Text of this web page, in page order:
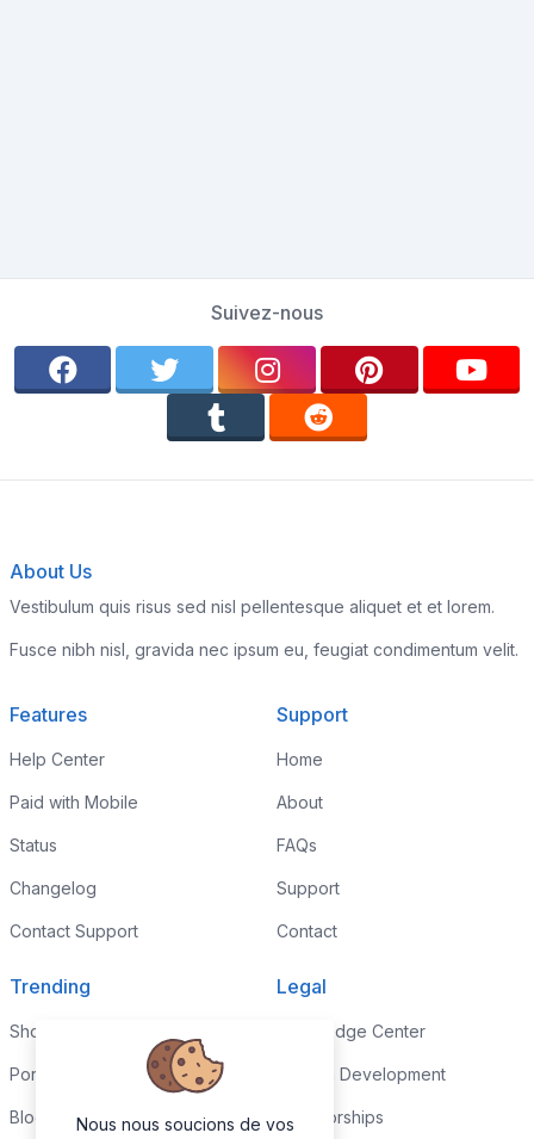
Suivez-nous
About Us
Vestibulum quis risus sed nisl pellentesque aliquet et et lorem.
Fusce nibh nisl, gravida nec ipsum eu, feugiat condimentum velit.
Features
Help Center
Paid with Mobile
Status
Changelog
Contact Support
Support
Home
About
FAQs
Support
Contact
Trending
Shop
Portfolio
Blog
Legal
Knowledge Center
Custom Development
Sponsorships
Nous nous soucions de vos